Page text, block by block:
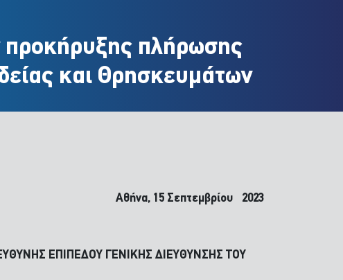
προκήρυξης πλήρωσης
και Θρησκευμάτων
Αθήνα, 15 Σεπτεμβρίου 2023
ΕΠΙΠΕΔΟΥ ΓΕΝΙΚΗΣ ΔΙΕΥΘΥΝΣΗΣ ΤΟΥ